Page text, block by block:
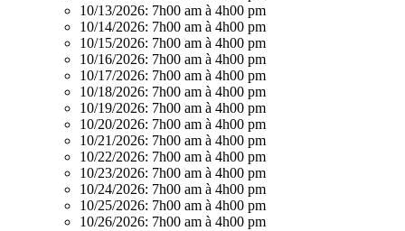
10/13/2026: 7h00 am à 4h00 pm
10/14/2026: 7h00 am à 4h00 pm
10/15/2026: 7h00 am à 4h00 pm
10/16/2026: 7h00 am à 4h00 pm
10/17/2026: 7h00 am à 4h00 pm
10/18/2026: 7h00 am à 4h00 pm
10/19/2026: 7h00 am à 4h00 pm
10/20/2026: 7h00 am à 4h00 pm
10/21/2026: 7h00 am à 4h00 pm
10/22/2026: 7h00 am à 4h00 pm
10/23/2026: 7h00 am à 4h00 pm
10/24/2026: 7h00 am à 4h00 pm
10/25/2026: 7h00 am à 4h00 pm
10/26/2026: 7h00 am à 4h00 pm